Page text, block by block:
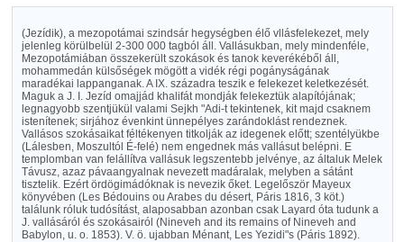
(Jezídik), a mezopotámai szindsár hegységben élő vllásfelekezet, mely
jelenleg körülbelül 2-300 000 tagból áll. Vallásukban, mely mindenféle,
Mezopotámiában összekerült szokások és tanok keverékéből áll,
mohammedán külsőségek mögött a vidék régi pogányságának
maradékai lappanganak. A IX. századra teszik e felekezet keletkezését.
Maguk a J. I. Jezíd omajjád khalifát mondják felekeztük alapítójának;
legnagyobb szentjükül valami Sejkh "Adi-t tekintenek, kit majd csaknem
istenítenek; sirjához évenkint ünnepélyes zarándoklást rendeznek.
Vallásos szokásaikat féltékenyen titkolják az idegenek előtt; szentélyükbe
(Lálesben, Moszultól É-felé) nem engednek más vallásut belépni. E
templomban van felállítva vallásuk legszentebb jelvénye, az általuk Melek
Távusz, azaz pávaangyalnak nevezett madáralak, melyben a sátánt
tisztelik. Ezért ördögimádóknak is nevezik őket. Legelőször Mayeux
könyvében (Les Bédouins ou Arabes du désert, Páris 1816, 3 köt.)
találunk róluk tudósítást, alaposabban azonban csak Layard óta tudunk a
J. vallásáról és szokásairól (Nineveh and its remains of Nineveh and
Babylon, u. o. 1853). V. ö. ujabban Ménant, Les Yezidi"s (Páris 1892).